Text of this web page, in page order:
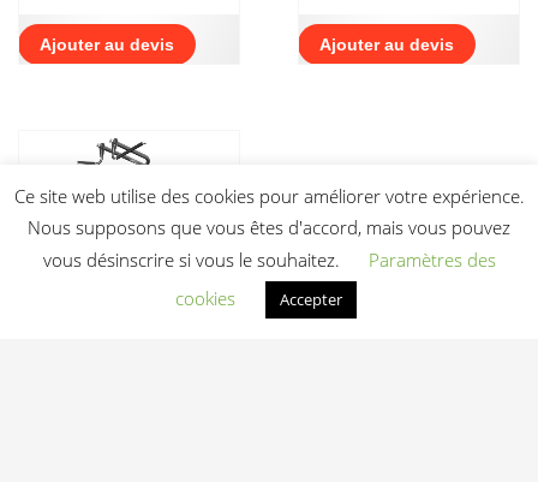
Ajouter au devis Ajouter au devis
Ce site web utilise des cookies pour améliorer votre expérience.
Nous supposons que vous êtes d'accord, mais vous pouvez
vous désinscrire si vous le souhaitez.
Paramètres des
cookies
Accepter